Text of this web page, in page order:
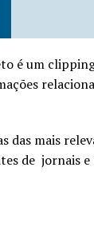
é um
das mais
de jornais e